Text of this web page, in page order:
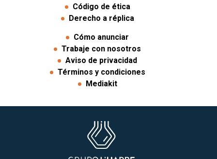
Código de ética
Derecho a réplica
Cómo anunciar
Trabaje con nosotros
Aviso de privacidad
Términos y condiciones
Mediakit